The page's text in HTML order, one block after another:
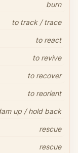
burn
to track / trace
to react
to revive
to recover
to reorient
up / hold back
rescue
rescue